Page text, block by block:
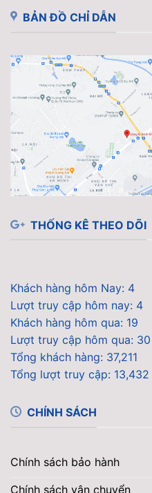
BẢN ĐỒ CHỈ DẪN
THỐNG KÊ THEO DÕI
Khách hàng hôm Nay: 4
Lượt truy cập hôm nay: 4
Khách hàng hôm qua: 19
Lượt truy cập hôm qua: 30
Tổng khách hàng: 37,211
Tổng lượt truy cập: 13,432
CHÍNH SÁCH
Chính sách bảo hành
Chính sách vận chuyển